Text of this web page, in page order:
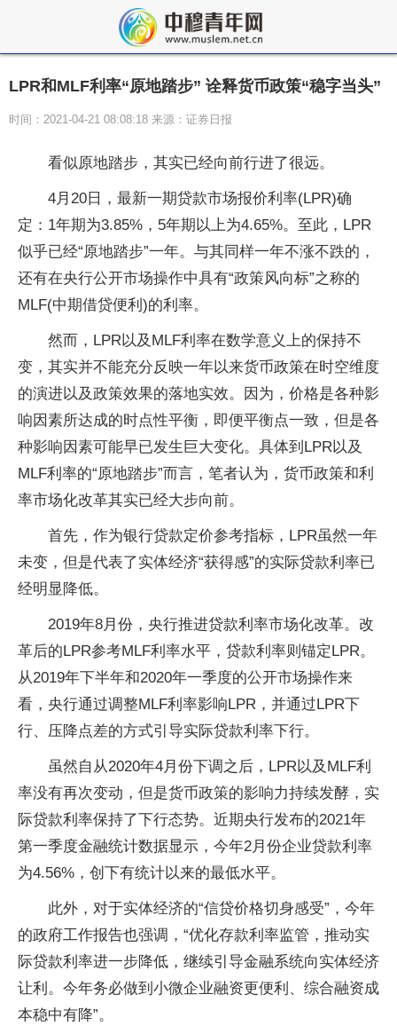
LPR和MLF利率“原地踏步” 诠释货币政策“稳字当头”
时间：2021-04-21 08:08:18 来源：证券日报
看似原地踏步，其实已经向前行进了很远。
4月20日，最新一期贷款市场报价利率(LPR)确
定：1年期为3.85%，5年期以上为4.65%。至此，LPR
似乎已经“原地踏步”一年。与其同样一年不涨不跌的，
还有在央行公开市场操作中具有“政策风向标”之称的
MLF(中期借贷便利)的利率。
然而，LPR以及MLF利率在数学意义上的保持不
变，其实并不能充分反映一年以来货币政策在时空维度
的演进以及政策效果的落地实效。因为，价格是各种影
响因素所达成的时点性平衡，即便平衡点一致，但是各
种影响因素可能早已发生巨大变化。具体到LPR以及
MLF利率的“原地踏步”而言，笔者认为，货币政策和利
率市场化改革其实已经大步向前。
首先，作为银行贷款定价参考指标，LPR虽然一年
未变，但是代表了实体经济“获得感”的实际贷款利率已
经明显降低。
2019年8月份，央行推进贷款利率市场化改革。改
革后的LPR参考MLF利率水平，贷款利率则锚定LPR。
从2019年下半年和2020年一季度的公开市场操作来
看，央行通过调整MLF利率影响LPR，并通过LPR下
行、压降点差的方式引导实际贷款利率下行。
虽然自从2020年4月份下调之后，LPR以及MLF利
率没有再次变动，但是货币政策的影响力持续发酵，实
际贷款利率保持了下行态势。近期央行发布的2021年
第一季度金融统计数据显示，今年2月份企业贷款利率
为4.56%，创下有统计以来的最低水平。
此外，对于实体经济的“信贷价格切身感受”，今年
的政府工作报告也强调，“优化存款利率监管，推动实
际贷款利率进一步降低，继续引导金融系统向实体经济
让利。今年务必做到小微企业融资更便利、综合融资成
本稳中有降”。